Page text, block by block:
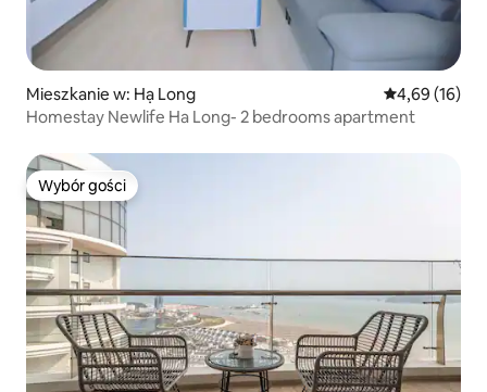
Mieszkanie w: Hạ Long Średnia
4,69 (16)
Homestay Newlife Ha Long- 2 bedrooms apartment
Wybór gości
Wybór gości